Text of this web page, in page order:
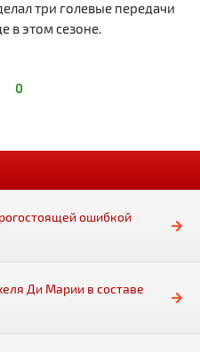
три голевые передачи
в этом сезоне.
0
ошибкой
Ди Марии в составе